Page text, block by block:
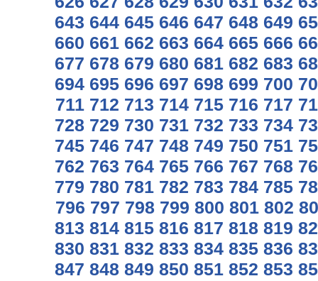
643 644 645 646 647 648 649
660 661 662 663 664 665 666
677 678 679 680 681 682 683
694 695 696 697 698 699 700
711 712 713 714 715 716 717
728 729 730 731 732 733 734
745 746 747 748 749 750 751
762 763 764 765 766 767 768
779 780 781 782 783 784 785
796 797 798 799 800 801 802
813 814 815 816 817 818 819
830 831 832 833 834 835 836
847 848 849 850 851 852 853